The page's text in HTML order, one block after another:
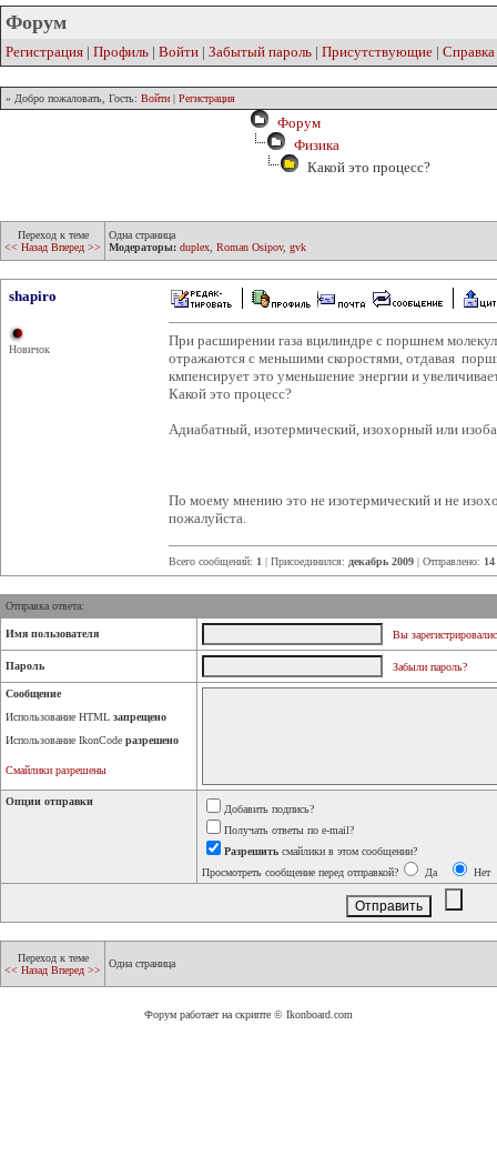
Форум
Регистрация | Профиль | Войти | Забытый пароль | Присутствующие | Справка
» Добро пожаловать, Гость: Войти | Регистрация
Форум
Физика
Какой это процесс?
Переход к теме
<< Назад Вперед >>
Одна страница
Модераторы: duplex Roman Osipov, gvk
shapiro
Новичок
При расширении газа вцилиндре с поршнем
отражаются с меньшими скоростями, отдавая
кмпенсирует это уменьшение энергии и
Какой это процесс?
Адиабатный, изотермический, изохорный или
По моему мнению это не изотермический и не
пожалуйста.
Всего сообщений: 1 | Присоединился: декабрь 2009 | Отправлено:
Отправка ответа:
Имя пользователя Вы
Пароль Забыли пароль?
Сообщение
Использование HTML запрещено
Использование IkonCode разрешено
Смайлики разрешены
Опции отправки
Добавить подпись?
Получать ответы по e-mail?
Разрешить смайлики в этом сообщении?
Просмотреть сообщение перед отправкой?
Да Нет
Переход к теме
<< Назад Вперед >>
Одна страница
Форум работает на скрипте © Ikonboard.com